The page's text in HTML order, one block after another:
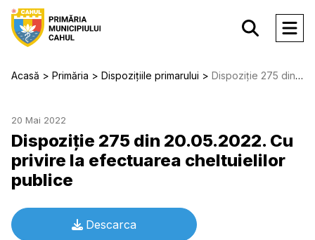
Acasă Primăria Dispozițiile primarului Dispoziție 275 din 20.05.2022. Cu privire la efectuarea cheltuielilor publice
20 Mai 2022
Dispoziție 275 din 20.05.2022. Cu
privire la efectuarea cheltuielilor
publice
Descarca